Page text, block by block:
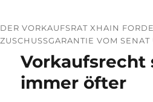
DER VORKAUFSRAT XHAIN
ZUSCHUSSGARANTIE VOM
Vorkaufsrecht
immer öfter